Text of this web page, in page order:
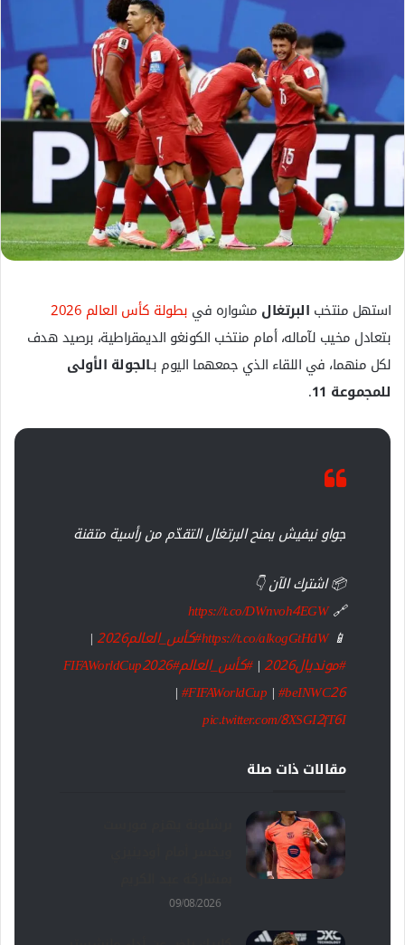
ب
ر
ي
د
ا
إ
ل
ك
ت
ر
و
ا
استهل منتخب البرتغال مشواره في بطولة كأس العالم 2026
بتعادل مخيب لآماله، أمام منتخب الكونغو الديمقراطية، برصيد هدف
لكل منهما، في اللقاء الذي جمعهما اليوم بـالجولة الأولى
للمجموعة 11
.
جواو نيفيش يمنح البرتغال التقدّم من رأسية متقنة
📦 اشترك الآن 👇
🔗
https://t.co/DWnvoh4EGW
📱
https://t.co/alkogGtHdW#كأس_العالم2026
|
#مونديال2026
|#كأس_العالم#FIFAWorldCup2026
|#FIFAWorldCup |#beINWC26
pic.twitter.com/8XSGI2fT6I
مقالات ذات صلة
09/08/2026